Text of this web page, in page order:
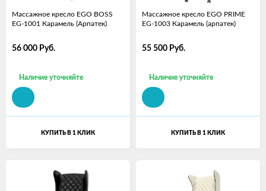
Массажное кресло EGO BOSS
EG-1001 Карамель (Арпатек)
56 000 Руб.
Наличие уточняйте
КУПИТЬ В 1 КЛИК
Массажное кресло EGO PRIME
EG-1003 Карамель (арпатек)
55 500 Руб.
Наличие уточняйте
КУПИТЬ В 1 КЛИК